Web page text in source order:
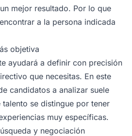
mejor resultado. Por lo que
a la persona indicada
objetiva
ayudará a definir con precisión
que necesitas. En este
candidatos a analizar suele
talento se distingue por tener
muy específicas.
y negociación